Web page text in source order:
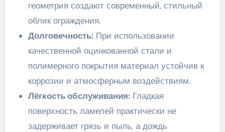
геометрия создают современный, стильный
облик ограждения.
Долговечность:При использовании
качественной оцинкованной стали и
полимерного покрытия материал устойчив к
коррозии и атмосферным воздействиям.
Лёгкость обслуживания:Гладкая
поверхность ламелей практически не
задерживает грязь и пыль, а дождь